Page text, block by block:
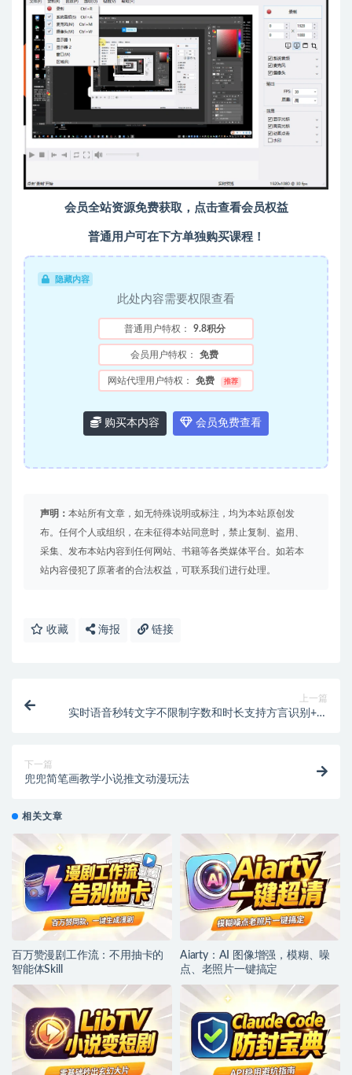
会员全站资源免费获取，点击查看会员权益
普通用户可在下方单独购买课程！
隐藏内容
此处内容需要权限查看
普通用户特权： 9.8积分
会员用户特权： 免费
网站代理用户特权： 免费 推荐
购买本内容 会员免费查看
声明： 本站所有文章，如无特殊说明或标注，均为本站原创发
布。任何个人或组织，在未征得本站同意时，禁止复制、盗用、
采集、发布本站内容到任何网站、书籍等各类媒体平台。如若本
站内容侵犯了原著者的合法权益，可联系我们进行处理。
收藏 海报 链接
上一篇
实时语音秒转文字不限制字数和时长支持方言识别+智
下一篇
兜兜简笔画教学小说推文动漫玩法
相关文章
百万赞漫剧工作流：不用抽卡的
智能体Skill
Aiarty：AI 图像增强，模糊、噪
点、老照片一键搞定